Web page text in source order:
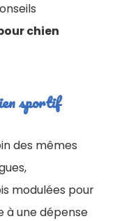
chien
sportif
des mêmes
modulées pour
à une dépense